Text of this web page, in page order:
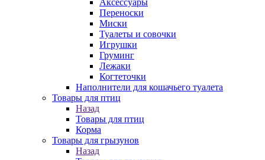
Аксессуары
Переноски
Миски
Туалеты и совочки
Игрушки
Груминг
Лежаки
Когтеточки
Наполнители для кошачьего туалета
Товары для птиц
Назад
Товары для птиц
Корма
Товары для грызунов
Назад